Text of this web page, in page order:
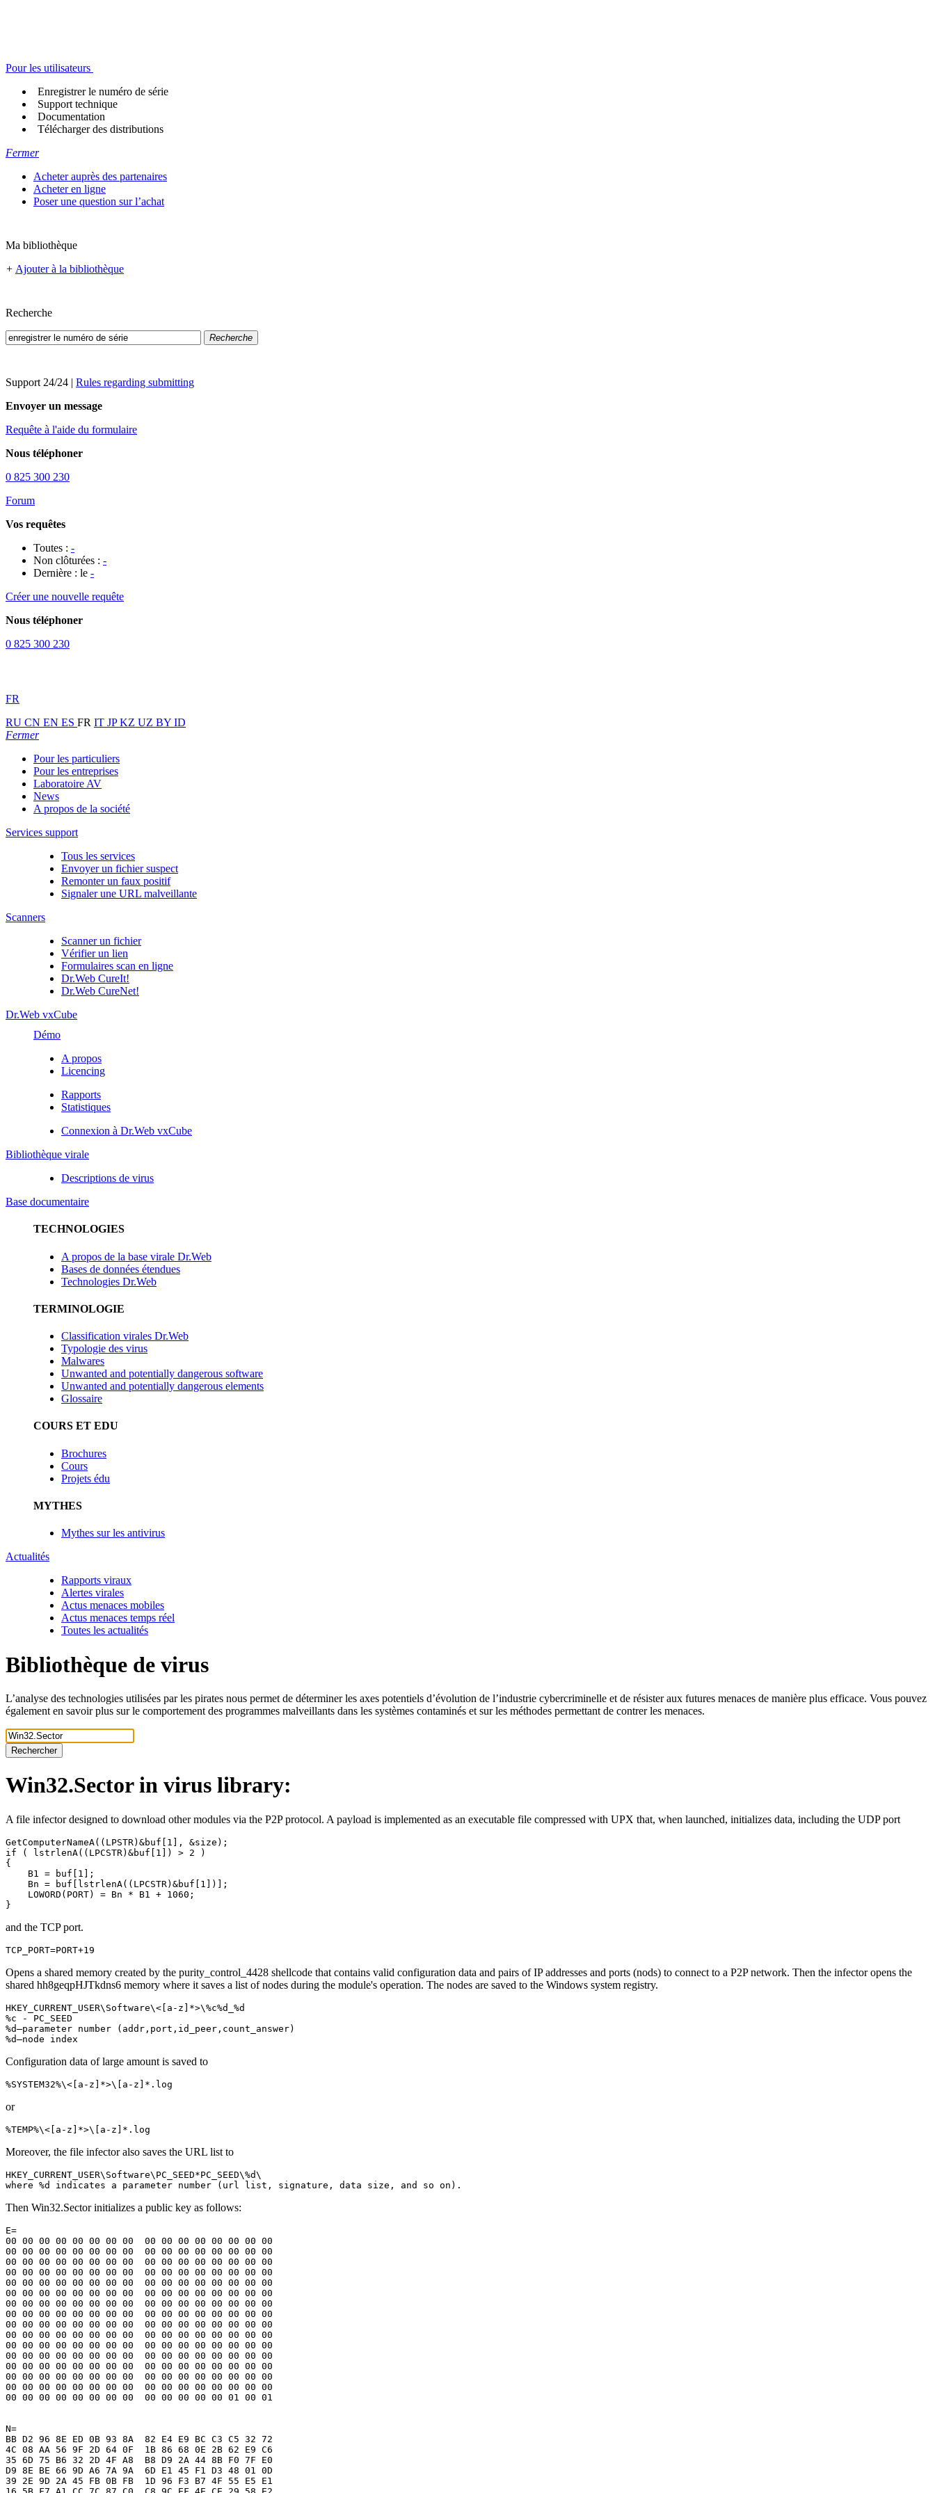
Pour les utilisateurs
Enregistrer le numéro de série
Support technique
Documentation
Télécharger des distributions
Fermer
Acheter auprès des partenaires
Acheter en ligne
Poser une question sur l’achat
Ma bibliothèque
+ Ajouter à la bibliothèque
Recherche
Recherche
Support 24/24 | Rules regarding submitting
Envoyer un message
Requête à l'aide du formulaire
Nous téléphoner
0 825 300 230
Forum
Vos requêtes
Toutes : -
Non clôturées : -
Dernière : le -
Créer une nouvelle requête
Nous téléphoner
0 825 300 230
FR
RU CN EN ES FR IT JPKZ UZ BY ID
Fermer
Pour les particuliers
Pour les entreprises
Laboratoire AV
News
A propos de la société
Services support
Tous les services
Envoyer un fichier suspect
Remonter un faux positif
Signaler une URL malveillante
Scanners
Scanner un fichier
Vérifier un lien
Formulaires scan en ligne
Dr.Web CureIt!
Dr.Web CureNet!
Dr.Web vxCube
Démo
A propos
Licencing
Rapports
Statistiques
Connexion à Dr.Web vxCube
Bibliothèque virale
Descriptions de virus
Base documentaire
TECHNOLOGIES
A propos de la base virale Dr.Web
Bases de données étendues
Technologies Dr.Web
TERMINOLOGIE
Classification virales Dr.Web
Typologie des virus
Malwares
Unwanted and potentially dangerous software
Unwanted and potentially dangerous elements
Glossaire
COURS ET EDU
Brochures
Cours
Projets édu
MYTHES
Mythes sur les antivirus
Actualités
Rapports viraux
Alertes virales
Actus menaces mobiles
Actus menaces temps réel
Toutes les actualités
Bibliothèque de virus
L’analyse des technologies utilisées par les pirates nous permet de déterminer les axes potentiels d’évolution de l’industrie cybercriminelle et de résister aux futures menaces de manière plus efficace. Vous pouvez
également en savoir plus sur le comportement des programmes malveillants dans les systèmes contaminés et sur les méthodes permettant de contrer les menaces.
Rechercher
Win32.Sectorin virus library:
A file infector designed to download other modules via the P2P protocol. A payload is implemented as an executable file compressed with UPX that, when launched, initializes data, including the UDP port
GetComputerNameA((LPSTR)&buf[1], &size);
if ( lstrlenA((LPCSTR)&buf[1]) > 2 )
{
    B1 = buf[1];
    Bn = buf[lstrlenA((LPCSTR)&buf[1])];
    LOWORD(PORT) = Bn * B1 + 1060;
}
and the TCP port.
TCP_PORT=PORT+19
Opens a shared memory created by the purity_control_4428 shellcode that contains valid configuration data and pairs of IP addresses and ports (nods) to connect to a P2P network. Then the infector opens the
shared hh8geqpHJTkdns6 memory where it saves a list of nodes during the module's operation. The nodes are saved to the Windows system registry.
HKEY_CURRENT_USER\Software\<[a-z]*>\%c%d_%d
%c - PC_SEED
%d—parameter number (addr,port,id_peer,count_answer)
%d—node index
Configuration data of large amount is saved to
%SYSTEM32%\<[a-z]*>\[a-z]*.log
or
%TEMP%\<[a-z]*>\[a-z]*.log
Moreover, the file infector also saves the URL list to
HKEY_CURRENT_USER\Software\PC_SEED*PC_SEED\%d\
where %d indicates a parameter number (url list, signature, data size, and so on).
Then Win32.Sector initializes a public key as follows:
E=
00 00 00 00 00 00 00 00  00 00 00 00 00 00 00 00
00 00 00 00 00 00 00 00  00 00 00 00 00 00 00 00
00 00 00 00 00 00 00 00  00 00 00 00 00 00 00 00
00 00 00 00 00 00 00 00  00 00 00 00 00 00 00 00
00 00 00 00 00 00 00 00  00 00 00 00 00 00 00 00
00 00 00 00 00 00 00 00  00 00 00 00 00 00 00 00
00 00 00 00 00 00 00 00  00 00 00 00 00 00 00 00
00 00 00 00 00 00 00 00  00 00 00 00 00 00 00 00
00 00 00 00 00 00 00 00  00 00 00 00 00 00 00 00
00 00 00 00 00 00 00 00  00 00 00 00 00 00 00 00
00 00 00 00 00 00 00 00  00 00 00 00 00 00 00 00
00 00 00 00 00 00 00 00  00 00 00 00 00 00 00 00
00 00 00 00 00 00 00 00  00 00 00 00 00 00 00 00
00 00 00 00 00 00 00 00  00 00 00 00 00 00 00 00
00 00 00 00 00 00 00 00  00 00 00 00 00 00 00 00
00 00 00 00 00 00 00 00  00 00 00 00 00 01 00 01
N=
BB D2 96 8E ED 0B 93 8A  82 E4 E9 BC C3 C5 32 72
4C 08 AA 56 9F 2D 64 0F  1B 86 68 0E 2B 62 E9 C6
35 6D 75 B6 32 2D 4F A8  B8 D9 2A 44 8B F0 7F E0
D9 8E BE 66 9D A6 7A 9A  6D E1 45 F1 D3 48 01 0D
39 2E 9D 2A 45 FB 0B FB  1D 96 F3 B7 4F 55 E5 E1